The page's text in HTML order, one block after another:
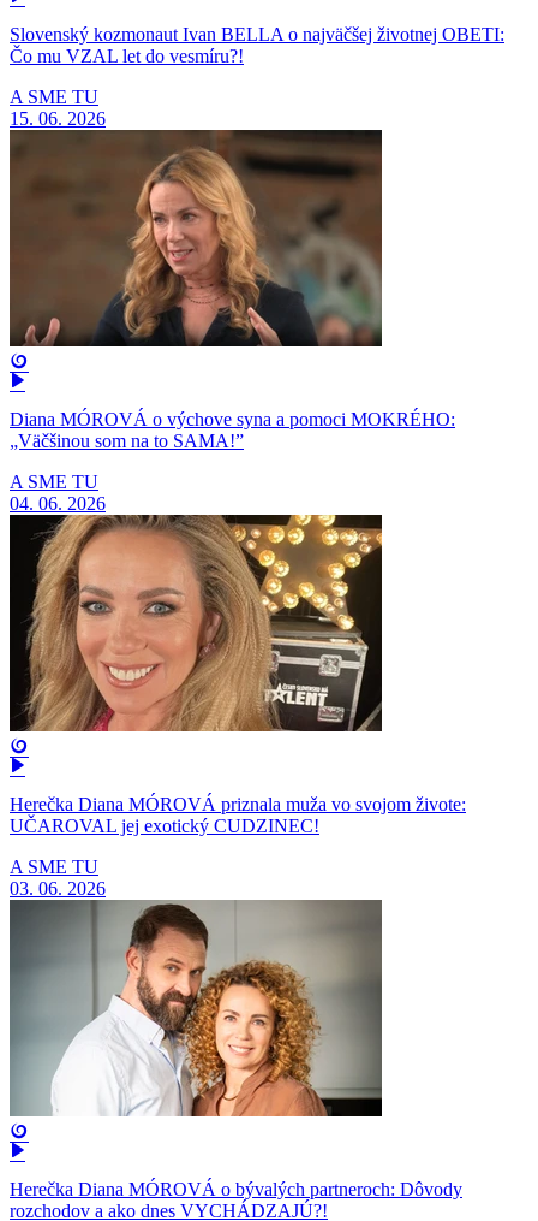
Slovenský kozmonaut Ivan BELLA o najväčšej životnej OBETI:
Čo mu VZAL let do vesmíru?!
A SME TU
15. 06. 2026
Diana MÓROVÁ o výchove syna a pomoci MOKRÉHO:
„Väčšinou som na to SAMA!”
A SME TU
04. 06. 2026
Herečka Diana MÓROVÁ priznala muža vo svojom živote:
UČAROVAL jej exotický CUDZINEC!
A SME TU
03. 06. 2026
Herečka Diana MÓROVÁ o bývalých partneroch: Dôvody
rozchodov a ako dnes VYCHÁDZAJÚ?!